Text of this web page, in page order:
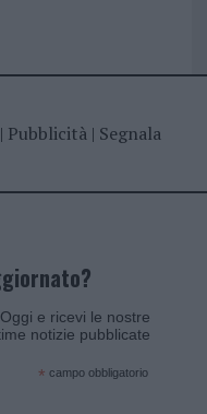
Pubblicità| Segnala
e ricevi le nostre
notizie pubblicate
* campo obbligatorio